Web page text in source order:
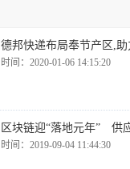
德邦快递布局奉节产区,
时间：2020-01-06 14:15:20
区块链迎“落地元年” 供
时间：2019-09-04 11:44:30